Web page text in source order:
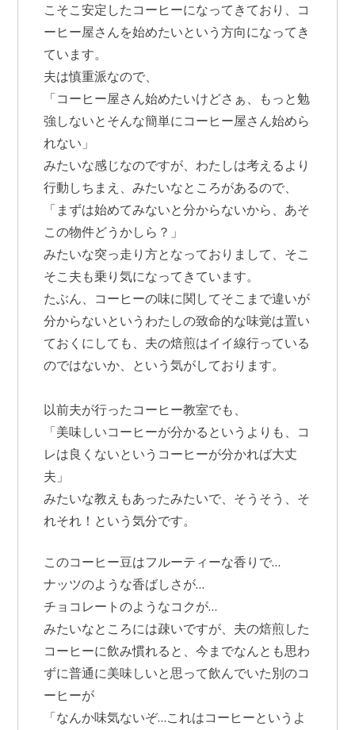
こそこ安定したコーヒーになってきており、コ
ーヒー屋さんを始めたいという方向になってき
ています。
夫は慎重派なので、
「コーヒー屋さん始めたいけどさぁ、もっと勉
強しないとそんな簡単にコーヒー屋さん始めら
れない」
みたいな感じなのですが、わたしは考えるより
行動しちまえ、みたいなところがあるので、
「まずは始めてみないと分からないから、あそ
この物件どうかしら？」
みたいな突っ走り方となっておりまして、そこ
そこ夫も乗り気になってきています。
たぶん、コーヒーの味に関してそこまで違いが
分からないというわたしの致命的な味覚は置い
ておくにしても、夫の焙煎はイイ線行っている
のではないか、という気がしております。
以前夫が行ったコーヒー教室でも、
「美味しいコーヒーが分かるというよりも、コ
レは良くないというコーヒーが分かれば大丈
夫」
みたいな教えもあったみたいで、そうそう、そ
れそれ！という気分です。
このコーヒー豆はフルーティーな香りで…
ナッツのような香ばしさが…
チョコレートのようなコクが…
みたいなところには疎いですが、夫の焙煎した
コーヒーに飲み慣れると、今までなんとも思わ
ずに普通に美味しいと思って飲んでいた別のコ
ーヒーが
「なんか味気ないぞ…これはコーヒーというよ